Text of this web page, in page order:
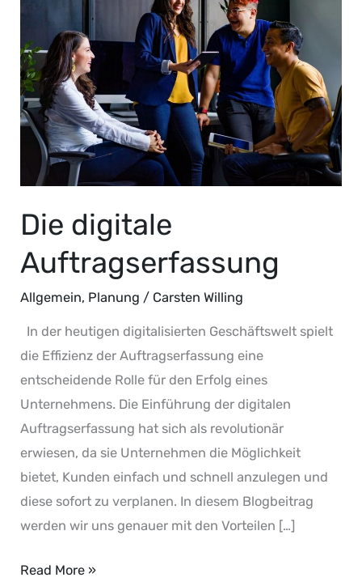
Die digitale
Auftragserfassung
Allgemein, Planung / Carsten Willing
In der heutigen digitalisierten Geschäftswelt spielt
die Effizienz der Auftragserfassung eine
entscheidende Rolle für den Erfolg eines
Unternehmens. Die Einführung der digitalen
Auftragserfassung hat sich als revolutionär
erwiesen, da sie Unternehmen die Möglichkeit
bietet, Kunden einfach und schnell anzulegen und
diese sofort zu verplanen. In diesem Blogbeitrag
werden wir uns genauer mit den Vorteilen […]
Auftragserfassung
Read More »